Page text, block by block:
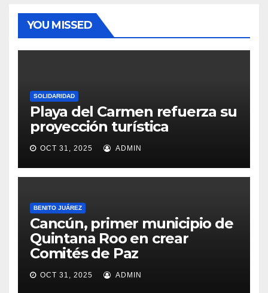
YOU MISSED
SOLIDARIDAD
Playa del Carmen refuerza su
proyección turística
OCT 31, 2025 ADMIN
BENITO JUÁREZ
Cancún, primer municipio de
Quintana Roo en crear
Comités de Paz
OCT 31, 2025 ADMIN